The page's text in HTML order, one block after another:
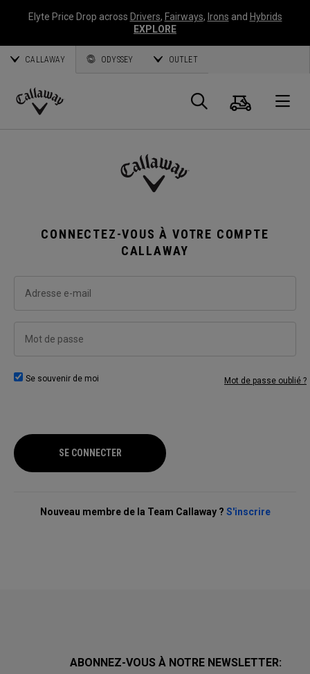
Elyte Price Drop across Drivers, Fairways, Irons and Hybrids
EXPLORE
CALLAWAY ODYSSEY OUTLET
Callaway
Panier
CONNECTEZ-VOUS À VOTRE COMPTE
CALLAWAY
Se souvenir de moi Mot de passe oublié ?
SE CONNECTER
Nouveau membre de la Team Callaway ? S'inscrire
ABONNEZ-VOUS À NOTRE NEWSLETTER: